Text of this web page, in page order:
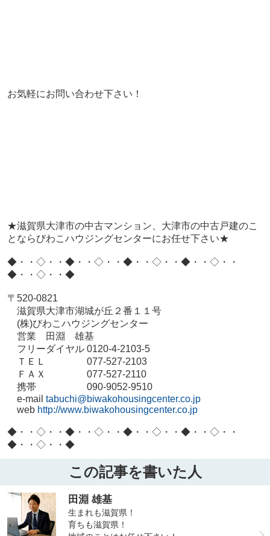
お気軽にお問い合わせ下さい！
​​​​​​​★滋賀県大津市の中古マンション、大津市の中古戸建のこ
とならびわこハウジングセンターにお任せ下さい★
◆・・◇・・◆・・◇・・◆・・◇・・◆・・◇・・
◆・・◇・・◆
〒520-0821
滋賀県大津市湖城が丘２番１１号
(株)びわこハウジングセンター
営業 田淵 雄基
フリーダイヤル 0120-4-2103-5
ＴＥＬ 077-527-2103
ＦＡＸ 077-527-2110
携帯 090-9052-9510
e-mail tabuchi@biwakohousingcenter.co.jp
web http://www.biwakohousingcenter.co.jp
◆・・◇・・◆・・◇・・◆・・◇・・◆・・◇・・
◆・・◇・・◆
この記事を書いた人
田淵 雄基
生まれも滋賀県！
育ちも滋賀県！